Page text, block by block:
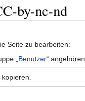
by-nc-nd
Seite zu bearbeiten:
„ Benutzer“ angehören.